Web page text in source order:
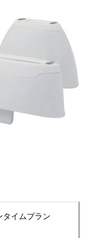
タイムプラン